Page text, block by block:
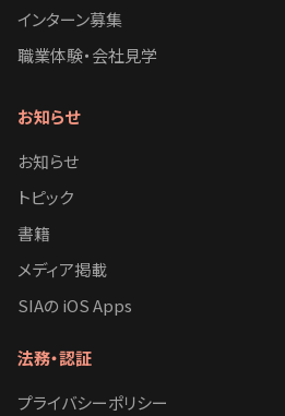
インターン募集
職業体験・会社見学
お知らせ
お知らせ
トピック
書籍
メディア掲載
SIAの iOS Apps
法務・認証
プライバシーポリシー